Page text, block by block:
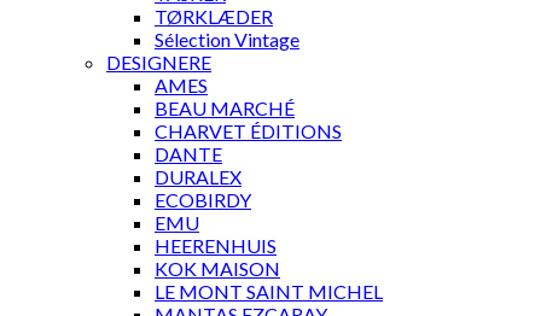
TØRKLÆDER
Sélection Vintage
DESIGNERE
AMES
BEAU MARCHÉ
CHARVET ÉDITIONS
DANTE
DURALEX
ECOBIRDY
EMU
HEERENHUIS
KOK MAISON
LE MONT SAINT MICHEL